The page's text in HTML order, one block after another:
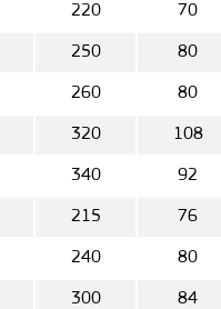
220 70
250 80
260 80
320 108
340 92
215 76
240 80
300 84